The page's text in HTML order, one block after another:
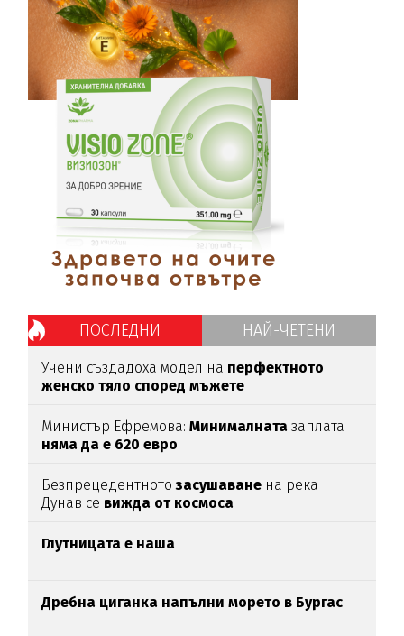
ПОСЛЕДНИ НАЙ-ЧЕТЕНИ
Учени създадоха модел на перфектното
женско тяло според мъжете
Министър Ефремова:Минималната заплата
няма да е 620 евро
Безпрецедентнотозасушаване на река
Дунав се вижда от космоса
Глутницата е наша
Дребна циганка напълни морето в Бургас